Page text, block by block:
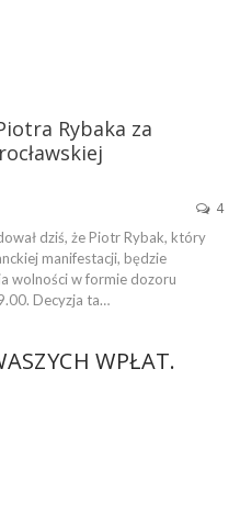
Rybaka za
4
dziś, że Piotr Rybak, który
manifestacji, będzie
wolności w formie dozoru
Decyzja ta…
WPŁAT.